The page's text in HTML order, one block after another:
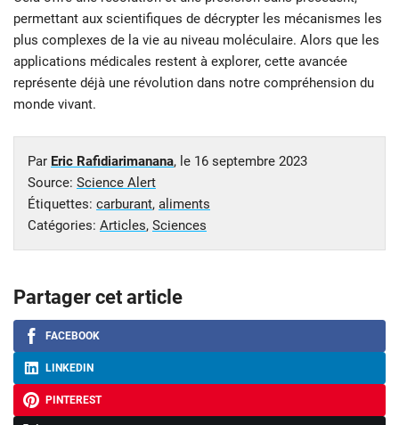
permettant aux scientifiques de décrypter les mécanismes les
plus complexes de la vie au niveau moléculaire. Alors que les
applications médicales restent à explorer, cette avancée
représente déjà une révolution dans notre compréhension du
monde vivant.
Par Eric Rafidiarimanana, le 16 septembre 2023
Source: Science Alert
Étiquettes: carburant, aliments
Catégories: Articles, Sciences
Partager cet article
FACEBOOK
LINKEDIN
PINTEREST